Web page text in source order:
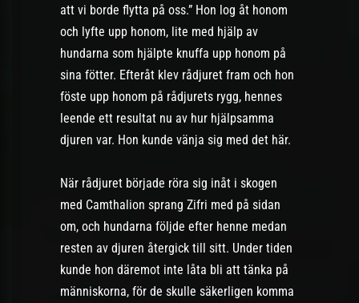
att vi borde flytta på oss.” Hon log åt honom
och lyfte upp honom, lite med hjälp av
hundarna som hjälpte knuffa upp honom på
sina fötter. Efteråt klev rådjuret fram och hon
föste upp honom på rådjurets rygg, hennes
leende ett resultat nu av hur hjälpsamma
djuren var. Hon kunde vänja sig med det här.
När rådjuret började röra sig inåt i skogen
med Camthalion sprang Zifri med på sidan
om, och hundarna följde efter henne medan
resten av djuren återgick till sitt. Under tiden
kunde hon däremot inte låta bli att tänka på
människorna, för de skulle säkerligen komma